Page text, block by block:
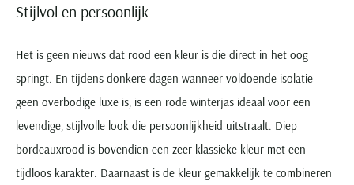
Stijlvol en persoonlijk
Het is geen nieuws dat rood een kleur is die direct in het oog
springt. En tijdens donkere dagen wanneer voldoende isolatie
geen overbodige luxe is, is een rode winterjas ideaal voor een
levendige, stijlvolle look die persoonlijkheid uitstraalt. Diep
bordeauxrood is bovendien een zeer klassieke kleur met een
tijdloos karakter. Daarnaast is de kleur gemakkelijk te combineren